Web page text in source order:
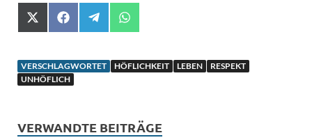
X
(
i
t
t
)
F
a
b
o
o
e
g
W
h
s
VERSCHLAGWORTET HÖFLICHKEIT LEBEN
RESPEKT
UNHÖFLICH
VERWANDTE BEITRÄGE